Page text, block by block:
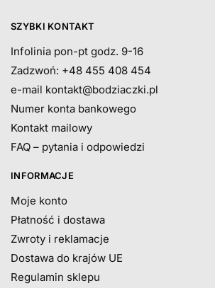
SZYBKI KONTAKT
Infolinia pon-pt godz. 9-16
Zadzwoń: +48 455 408 454
e-mail kontakt@bodziaczki.pl
Numer konta bankowego
Kontakt mailowy
FAQ – pytania i odpowiedzi
INFORMACJE
Moje konto
Płatność i dostawa
Zwroty i reklamacje
Dostawa do krajów UE
Regulamin sklepu